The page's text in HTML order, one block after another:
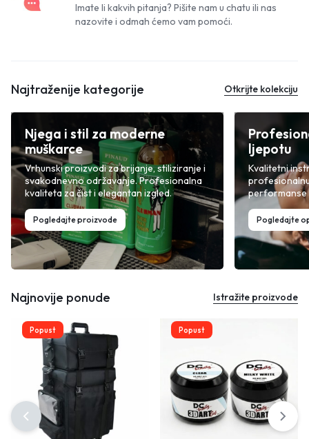
Imate li kakvih pitanja? Pišite nam u chatu ili nas
nazovite i odmah ćemo vam pomoći.
Najtraženije kategorije Otkrijte kolekciju
Njega i stil za moderne
muškarce
Vrhunski proizvodi za brijanje, stiliziranje i
svakodnevno održavanje. Profesionalna
kvaliteta za čist i elegantan izgled.
Pogledajte proizvode
ljepotu
Kvalitetni
performanse
Pogledajte
Najnovije ponude Istražite proizvode
Popust Popust